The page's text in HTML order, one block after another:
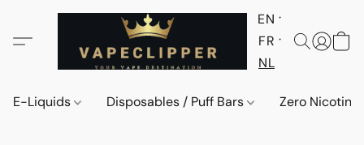
EN
FR
NL
E-Liquids Disposables / Puff Bars Zero Nicotine